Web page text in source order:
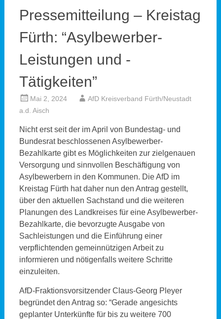
Pressemitteilung – Kreistag
Fürth: “Asylbewerber-
Leistungen und -
Tätigkeiten”
Mai 2, 2024
AfD Kreisverband Fürth/Neustadt
a.d. Aisch
Nicht erst seit der im April von Bundestag- und
Bundesrat beschlossenen Asylbewerber-
Bezahlkarte gibt es Möglichkeiten zur zielgenauen
Versorgung und sinnvollen Beschäftigung von
Asylbewerbern in den Kommunen. Die AfD im
Kreistag Fürth hat daher nun den Antrag gestellt,
über den aktuellen Sachstand und die weiteren
Planungen des Landkreises für eine Asylbewerber-
Bezahlkarte, die bevorzugte Ausgabe von
Sachleistungen und die Einführung einer
verpflichtenden gemeinnützigen Arbeit zu
informieren und nötigenfalls weitere Schritte
einzuleiten.
AfD-Fraktionsvorsitzender Claus-Georg Pleyer
begründet den Antrag so: “Gerade angesichts
geplanter Unterkünfte für bis zu weitere 700